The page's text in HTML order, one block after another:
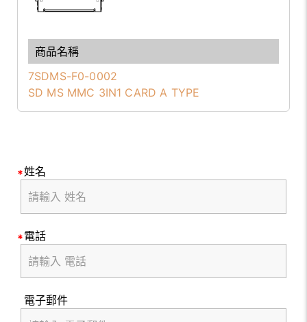
7SDMS-F0-0002
SD MS MMC 3IN1 CARD A TYPE
姓名
電話
電子郵件